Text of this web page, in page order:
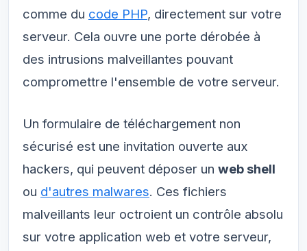
comme du code PHP, directement sur votre
serveur. Cela ouvre une porte dérobée à
des intrusions malveillantes pouvant
compromettre l'ensemble de votre serveur.
Un formulaire de téléchargement non
sécurisé est une invitation ouverte aux
hackers, qui peuvent déposer un web shell
ou d'autres malwares. Ces fichiers
malveillants leur octroient un contrôle absolu
sur votre application web et votre serveur,